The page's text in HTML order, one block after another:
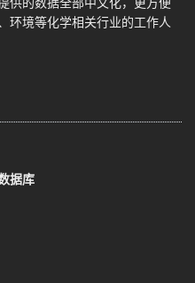
供的数据全部中文化，更方便
环境等化学相关行业的工作人
据库